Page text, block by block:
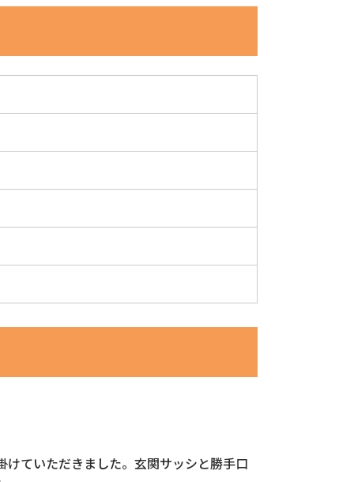
ていただきました。玄関サッシと勝手口